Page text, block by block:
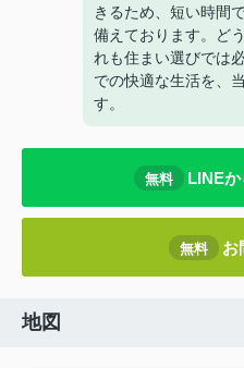
きるため、短い時間
備えております。ど
れも住まい選びでは
での快適な生活を、
す。
無料 LINE
無料 お
地図